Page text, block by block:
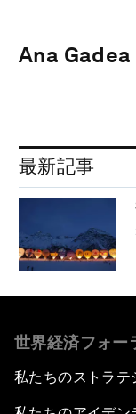
Ana Gadea
最新記事
世界経済フォー
私たちのストラテ